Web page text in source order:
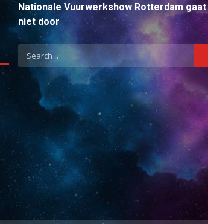
Nationale Vuurwerkshow Rotterdam
niet door
Search
for: